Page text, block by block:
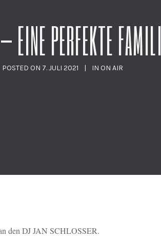
EINE PERFEKTE
POSTED ON 7. JULI 2021 IN ON AIR
den DJ JAN SCHLOSSER.